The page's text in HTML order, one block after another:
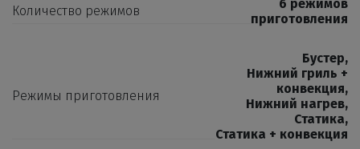
Количество режимов
6 режимов
приготовления
Режимы приготовления
Бустер,
Нижний гриль +
конвекция,
Нижний нагрев,
Статика,
Статика + конвекция